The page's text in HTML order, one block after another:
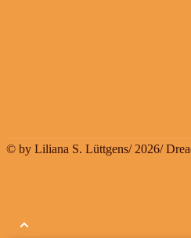
© by Liliana S. Lüttgens/ 2026/